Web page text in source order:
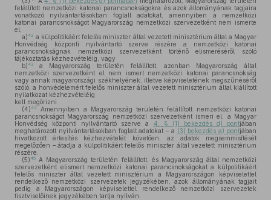
felállított nemzetközi katonai parancsnokságokra és azok állományának tagjaira
vonatkozó nyilvántartásokban foglalt adatokat, amennyiben a nemzetközi
katonai parancsnokságot Magyarország nemzetközi szervezetként nem ismerte
el,
a)42 a külpolitikáért felelős miniszter által vezetett minisztérium által a Magyar
Honvédség központi nyilvántartó szerve részére a nemzetközi katonai
parancsnokságnak nemzetközi szervezetként történő elismeréséről szóló
tájékoztatás kézhezvételéig, vagy
b)43
a Magyarország területén felállított, azonban Magyarország által
nemzetközi szervezetként el nem ismert nemzetközi katonai parancsnokság
vagy annak magyarországi székhelyének, illetve képviseletének megszűnéséről
szóló, a honvédelemért felelős miniszter által vezetett minisztérium által kiállított
nyilatkozat kézhezvételéig
kell megőrizni.
(4)44
Amennyiben a Magyarország területén felállított nemzetközi katonai
parancsnokságot Magyarország nemzetközi szervezetként ismeri el, a Magyar
Honvédség központi nyilvántartó szerve a 4. § (1) bekezdés d) pontjában
meghatározott nyilvántartásokban foglalt adatokat – a (3) bekezdés a) pontjában
hivatkozott értesítés kézhezvételét követően, az adatok megsemmisítését
megelőzően – átadja a külpolitikáért felelős miniszter által vezetett minisztérium
részére.
(5)45 A Magyarország területén felállított, és Magyarország által nemzetközi
szervezetként elismert nemzetközi katonai parancsnokságokat a külpolitikáért
felelős miniszter által vezetett minisztérium a Magyarországon képviselettel
rendelkező nemzetközi szervezetek jegyzékében, azok állományának tagjait
pedig a Magyarországon képviselettel rendelkező nemzetközi szervezetek
tisztviselőinek jegyzékében tartja nyilván.